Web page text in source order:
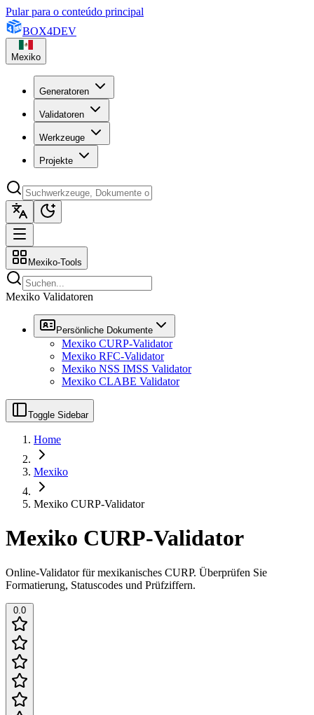
Pular para o conteúdo principal
BOX4DEV
Mexiko
Generatoren
Validatoren
Werkzeuge
Projekte
Mexiko-Tools
Mexiko Validatoren
Persönliche Dokumente
Mexiko CURP-Validator
Mexiko RFC-Validator
Mexiko NSS IMSS Validator
Mexiko CLABE Validator
Toggle Sidebar
Home
Mexiko
Mexiko CURP-Validator
Mexiko CURP-Validator
Online-Validator für mexikanisches CURP. Überprüfen Sie
Formatierung, Statuscodes und Prüfziffern.
0.0